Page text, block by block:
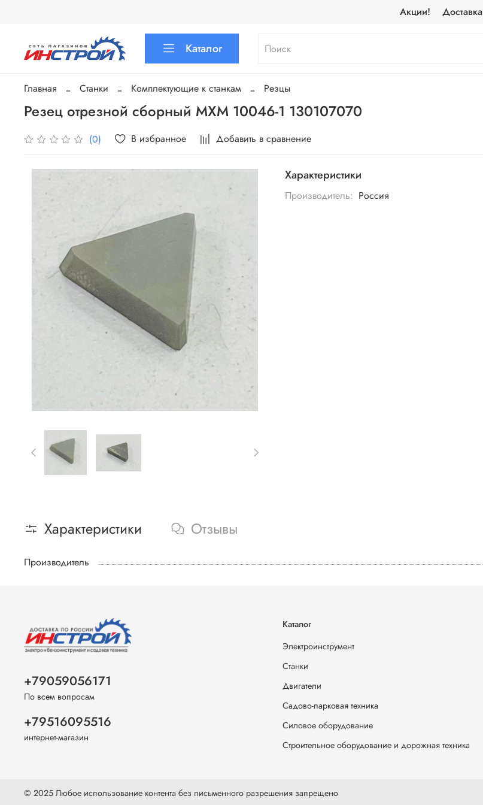
Акции! Доставка
Каталог
Главная Станки Комплектующие к станкам Резцы
Резец отрезной сборный MXM 10046-1 130107070
(0) В избранное Добавить в сравнение
Характеристики
Производитель: Россия
Характеристики Отзывы
Производитель
Каталог
Электроинструмент
Станки
Двигатели
Садово-парковая техника
Силовое оборудование
Строительное оборудование и дорожная техника
+79059056171
По всем вопросам
+79516095516
интернет-магазин
© 2025 Любое использование контента без письменного разрешения запрещено